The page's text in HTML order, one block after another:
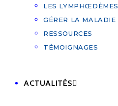
LES LYMPHŒDÈMES
GÉRER LA MALADIE
RESSOURCES
TÉMOIGNAGES
ACTUALITÉS